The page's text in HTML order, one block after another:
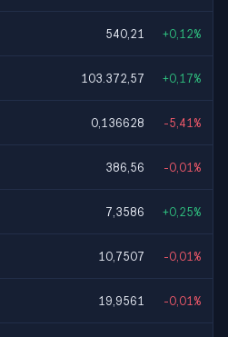
540,21 +0,12%
103.372,57 +0,17%
0,136628 -5,41%
386,56 -0,01%
7,3586 +0,25%
10,7507 -0,01%
19,9561 -0,01%